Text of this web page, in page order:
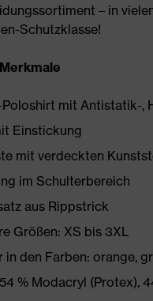
– in
Schutzklasse!
mit Antistatik-,
Einstickung
mit verdeckten
im Schulterbereich
aus Rippstrick
Größen: XS bis 3XL
in den Farben: orange,
% Modacryl (Protex),